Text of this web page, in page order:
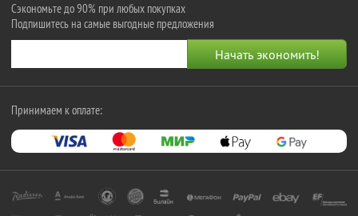
Сэкономьте до 90% при любых покупках
Подпишитесь на самые выгодные предложения
Принимаем к оплате: